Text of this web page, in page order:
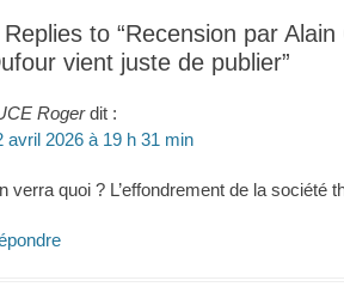
to “Recension par
vient juste de publier”
Roger dit :
avril 2026 à 19 h 31 min
verra quoi ? L’effondrement de la société